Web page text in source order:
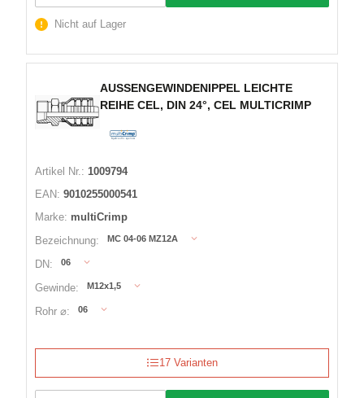
Nicht auf Lager
AUSSENGEWINDENIPPEL LEICHTE
REIHE CEL, DIN 24°, CEL MULTICRIMP
Artikel Nr.: 1009794
EAN: 9010255000541
Marke: multiCrimp
Bezeichnung:
MC 04-06 MZ12A
DN: 06
Gewinde: M12x1,5
Rohr ⌀: 06
17 Varianten